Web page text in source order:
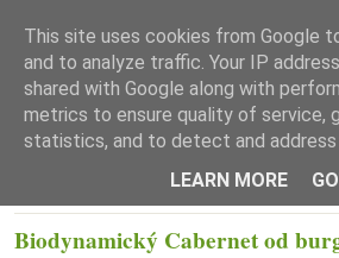
☰ Menu
Biodynamický Cabernet od
This site uses cookies from Google
and to analyze traffic. Your IP
shared with Google along with
metrics to ensure quality of service,
statistics, and to detect and address
LEARN MORE